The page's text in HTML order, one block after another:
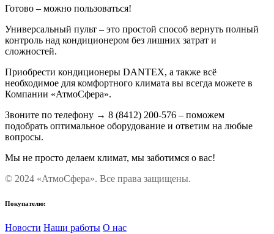
Готово – можно пользоваться!
Универсальный пульт – это простой способ вернуть полный
контроль над кондиционером без лишних затрат и
сложностей.
Приобрести кондиционеры DANTEX, а также всё
необходимое для комфортного климата вы всегда можете в
Компании «АтмоСфера».
Звоните по телефону → 8 (8412) 200-576 – поможем
подобрать оптимальное оборудование и ответим на любые
вопросы.
Мы не просто делаем климат, мы заботимся о вас!
© 2024 «АтмоСфера». Все права защищены.
Покупателю:
Новости Наши работы О нас